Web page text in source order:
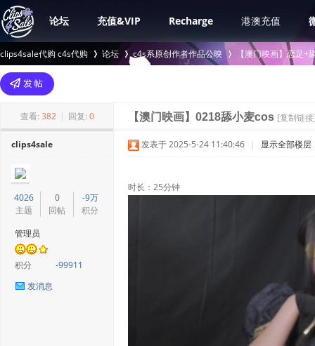
论坛 充值&VIP Recharge 港澳充值
clips4sale代购 c4s代购
>
论坛 c4s系原创作者作品公映
›
【澳门映画】恋足+
查看: 382 | 回复: 0 【澳门映画】0218舔小麦cos [复制链
clips4sale
4026
主题
0
回帖
-9万
积分
管理员
积分
-99911
发消息
发表于 2025-5-24 11:40:46 | 显示全部楼层
时长：25分钟